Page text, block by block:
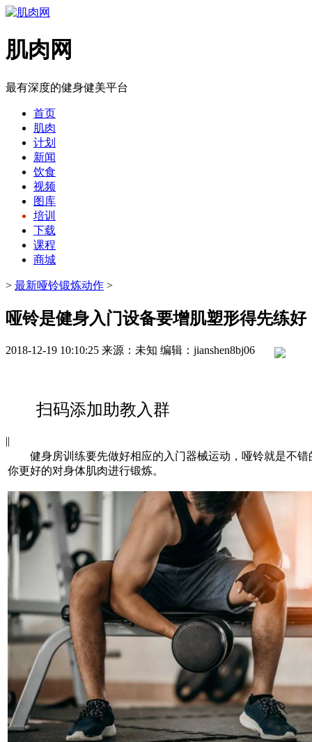
肌肉网
最有深度的健身健美平台
首页
肌肉
计划
新闻
饮食
视频
图库
培训
下载
课程
商城
> 最新哑铃锻炼动作 >
哑铃是健身入门设备要增肌塑形得先练好
2018-12-19 10:10:25 来源：未知 编辑：jianshen8bj06
扫码添加助教入群
||
健身房训练要先做好相应的入门器械运动，哑铃就是不错
你更好的对身体肌肉进行锻炼。